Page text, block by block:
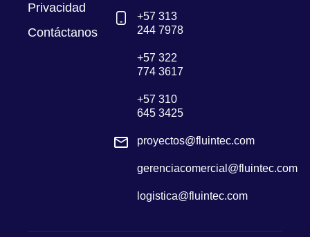
Privacidad
Contáctanos
+57 313
244 7978
+57 322
774 3617
+57 310
645 3425
proyectos@fluintec.com
gerenciacomercial@fluintec.com
logistica@fluintec.com